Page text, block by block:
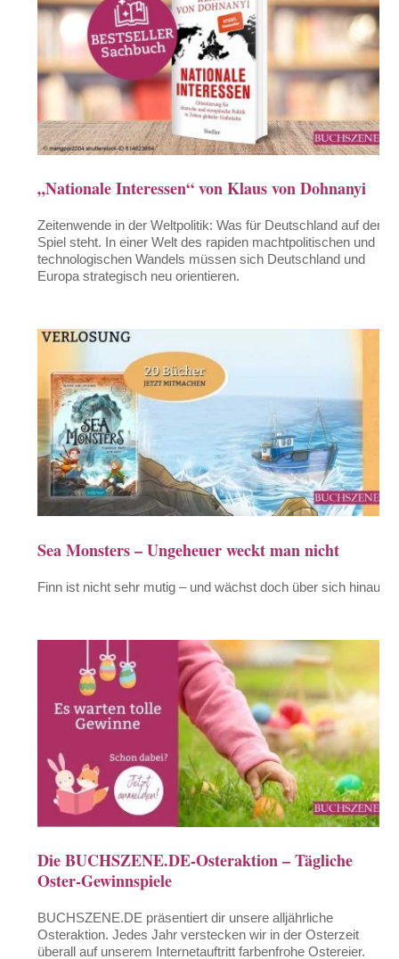
„Nationale Interessen“ von Klaus von Dohnanyi
Zeitenwende in der Weltpolitik: Was für Deutschland auf dem
Spiel steht. In einer Welt des rapiden machtpolitischen und
technologischen Wandels müssen sich Deutschland und
Europa strategisch neu orientieren.
Sea Monsters – Ungeheuer weckt man nicht
Finn ist nicht sehr mutig – und wächst doch über sich hinaus
Die BUCHSZENE.DE-Osteraktion – Tägliche
Oster-Gewinnspiele
BUCHSZENE.DE präsentiert dir unsere alljährliche
Osteraktion. Jedes Jahr verstecken wir in der Osterzeit
überall auf unserem Internetauftritt farbenfrohe Ostereier.